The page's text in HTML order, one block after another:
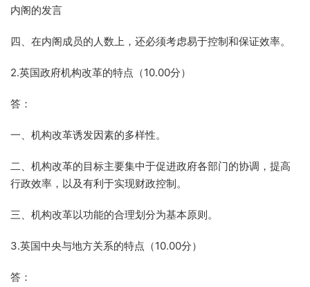
内阁的发言
四、在内阁成员的人数上，还必须考虑易于控制和保证效率。
2.英国政府机构改革的特点（10.00分）
答：
一、机构改革诱发因素的多样性。
二、机构改革的目标主要集中于促进政府各部门的协调，提高
行政效率，以及有利于实现财政控制。
三、机构改革以功能的合理划分为基本原则。
3.英国中央与地方关系的特点（10.00分）
答：